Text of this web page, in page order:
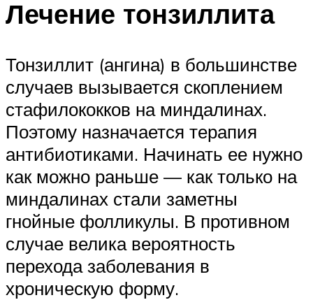
Лечение тонзиллита
Тонзиллит (ангина) в большинстве
случаев вызывается скоплением
стафилококков на миндалинах.
Поэтому назначается терапия
антибиотиками. Начинать ее нужно
как можно раньше — как только на
миндалинах стали заметны
гнойные фолликулы. В противном
случае велика вероятность
перехода заболевания в
хроническую форму.